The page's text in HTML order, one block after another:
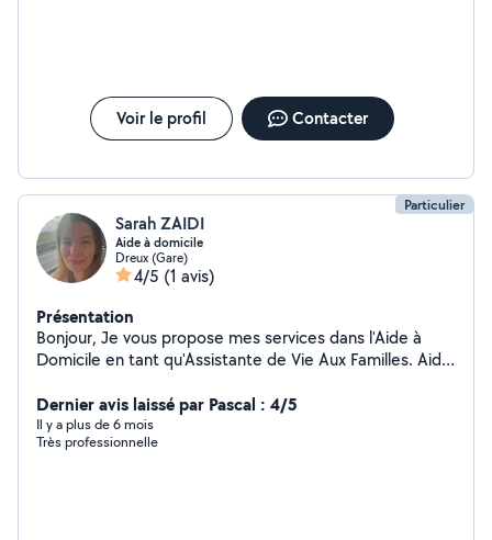
Voir le profil Contacter
Particulier
Sarah ZAIDI
Aide à domicile
Dreux (Gare)
4/5 (1 avis)
Présentation
Bonjour, Je vous propose mes services dans l'Aide à
Domicile en tant qu'Assistante de Vie Aux Familles. Aide
rendez-vous de santé, entretien du logement (ménage,
repassage), garde d'enfants La bienveillance et la
bientraitance font parties de mes valeurs profondes,
Dernier avis laissé par Pascal : 4/5
Il y a plus de 6 mois
Très professionnelle